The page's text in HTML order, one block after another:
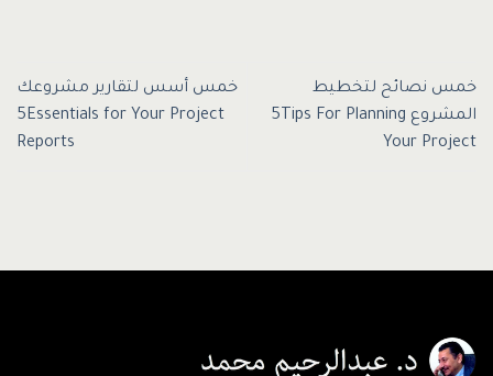
خمس نصائح لتخطيط
المشروع 5Tips For Planning
Your Project
خمس أسس لتقارير مشروعك
5Essentials for Your Project
Reports